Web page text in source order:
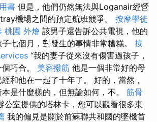
書 但是，他們仍然無法與Loganair經營
機場之間的預定航班競爭。 按摩學徒
桃園 外燴 該男子還告訴公共電視，他的
七個月，對發生的事情非常糟糕。 按
“我的妻子從來沒有傷害過孩子，
巧合。 美容撥筋 他是一個非常好的母
和他在一起了十年了。 好的，當然，
是什麼樣的，但無論如何，不​​。 筋骨
公室提供的塔林卡，您可以觀看很多東
我的偏見是關於前蘇聯共和國的墜機首